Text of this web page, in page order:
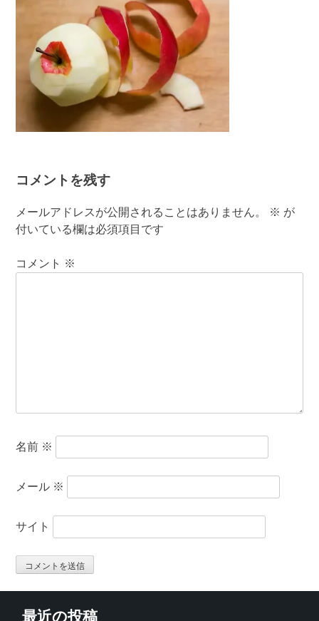
コメントを残す
メールアドレスが公開されることはありません。 ※ が
付いている欄は必須項目です
コメント ※
名前 ※
メール ※
サイト
最近の投稿